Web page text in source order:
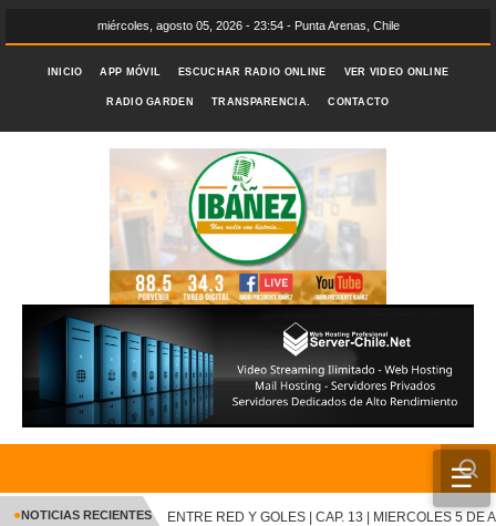
miércoles, agosto 05, 2026 - 23:54 - Punta Arenas, Chile
INICIO APP MÓVIL ESCUCHAR RADIO ONLINE VER VIDEO ONLINE
RADIO GARDEN TRANSPARENCIA. CONTACTO
☰
INICIO
●NOTICIAS RECIENTES ENTRE RED Y GOLES | CAP. 13 | MIERCOLES 5 DE